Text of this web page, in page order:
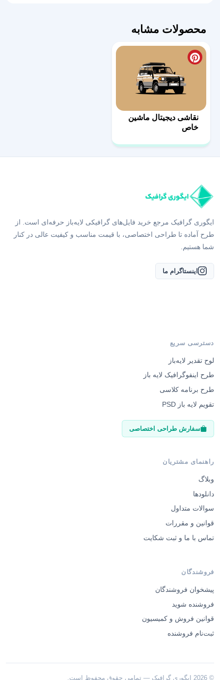
محصولات مشابه
نقاشی دیجیتال ماشین
خاص
ایگوری گرافیک مرجع خرید فایل‌های گرافیکی لایه‌باز حرفه‌ای است. از
طرح آماده تا طراحی اختصاصی، با قیمت مناسب و کیفیت عالی در کنار
شما هستیم.
اینستاگرام ما
دسترسی سریع
لوح تقدیر لایه‌باز
طرح اینفوگرافیک لایه باز
طرح برنامه کلاسی
تقویم لایه باز PSD
سفارش طراحی اختصاصی
راهنمای مشتریان
وبلاگ
دانلودها
سوالات متداول
قوانین و مقررات
تماس با ما و ثبت شکایت
فروشندگان
پیشخوان فروشندگان
فروشنده شوید
قوانین فروش و کمیسیون
ثبت‌نام فروشنده
© 2026 ایگوری گرافیک — تمامی حقوق محفوظ است.